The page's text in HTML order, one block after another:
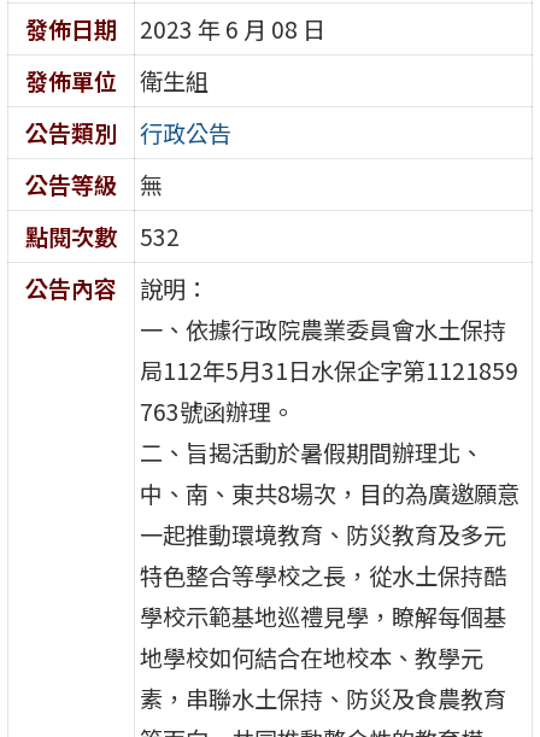
發佈日期
2023 年 6 月 08 日
發佈單位
衛生組
公告類別
行政公告
公告等級
無
點閱次數
532
公告內容
說明：
一、依據行政院農業委員會水土保持
局112年5月31日水保企字第1121859
763號函辦理。
二、旨揭活動於暑假期間辦理北、
中、南、東共8場次，目的為廣邀願意
一起推動環境教育、防災教育及多元
特色整合等學校之長，從水土保持酷
學校示範基地巡禮見學，瞭解每個基
地學校如何結合在地校本、教學元
素，串聯水土保持、防災及食農教育